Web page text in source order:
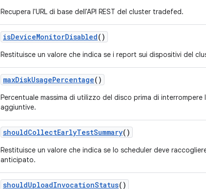
Recupera l'URL di base dell'API REST del cluster tradefed.
isDeviceMonitorDisabled()
Restituisce un valore che indica se i report sui dispositivi del
maxDiskUsagePercentage()
Percentuale massima di utilizzo del disco prima di
aggiuntive.
shouldCollectEarlyTestSummary()
Restituisce un valore che indica se lo scheduler deve
anticipato.
shouldUploadInvocationStatus()